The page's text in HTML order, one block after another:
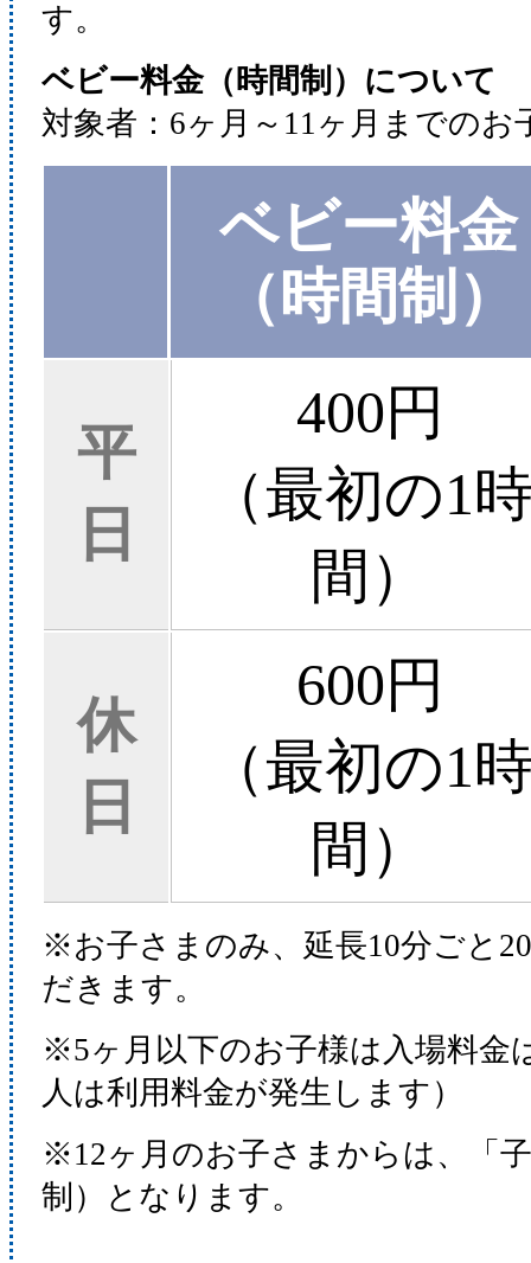
す。
ベビー料金（時間制）について
対象者：6ヶ月～11ヶ月までのお
ベビー料金
（時間制）
平
日
400円
（最初の1
間）
休
日
600円
（最初の1
間）
※お子さまのみ、延長10分ごと
だきます。
※5ヶ月以下のお子様は入場料金
人は利用料金が発生します）
※12ヶ月のお子さまからは、「
制）となります。